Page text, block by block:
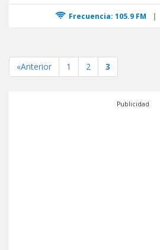
Frecuencia: 105.9 FM |
«Anterior 1 2 3
Publicidad